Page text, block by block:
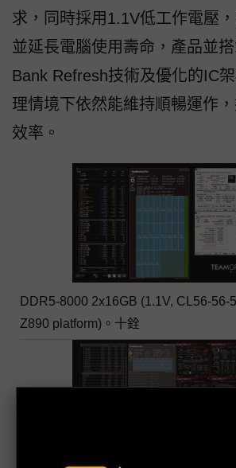
求，同時採用1.1V低工作電壓
並延長電腦使用壽命，產品並
Bank Refresh技術及優化的IC
理情境下依然能維持順暢運作
效率。
DDR5-8000 2x16GB (1.1V, CL56-56-
Z890 platform)。十銓